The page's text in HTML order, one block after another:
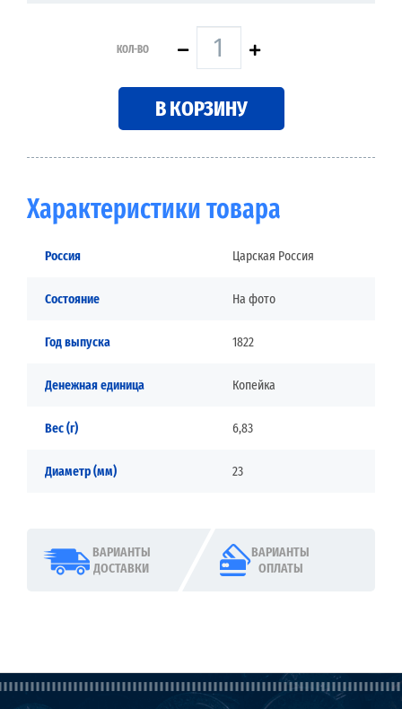
КОЛ-ВО
В КОРЗИНУ
Характеристики товара
Россия Царская Россия
Состояние На фото
Год выпуска 1822
Денежная единица Копейка
Вес (г) 6,83
Диаметр (мм) 23
ВАРИАНТЫ
ДОСТАВКИ
ВАРИАНТЫ
ОПЛАТЫ